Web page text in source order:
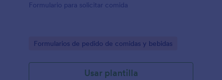
Formulario para solicitar comida
Go to Category:
Formularios de pedido de comidas y bebidas
Usar plantilla